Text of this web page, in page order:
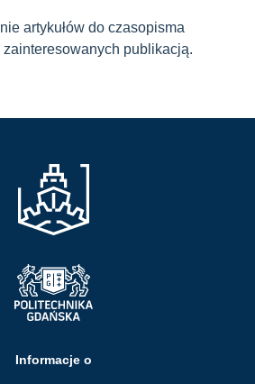
artykułów do czasopisma
publikacją.
Informacje o